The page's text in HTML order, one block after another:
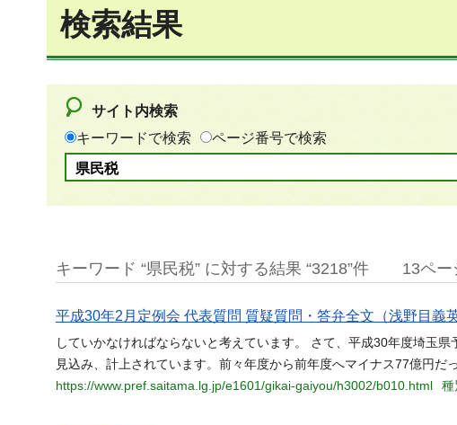
検索結果
サイト内検索
キーワードで検索
ページ番号で検索
キーワード “県民税” に対する結果 “3218”件 13ペー
平成30年2月定例会 代表質問 質疑質問・答弁全文（浅野目義
していかなければならないと考えています。 さて、平成30年度埼玉県
見込み、計上されています。前々年度から前年度へマイナス77億円だ
https://www.pref.saitama.lg.jp/e1601/gikai-gaiyou/h3002/b010.html
種